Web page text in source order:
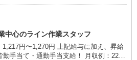
中心のライン作業スタッフ
円〜1,270円 上記給与に加え、昇給
当て・通勤手当支給！ 月収例：22万